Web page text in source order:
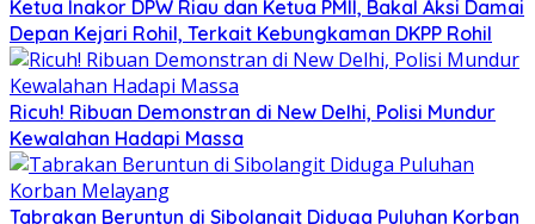
Ketua Inakor DPW Riau dan Ketua PMII, Bakal Aksi Damai
Depan Kejari Rohil, Terkait Kebungkaman DKPP Rohil
Ricuh! Ribuan Demonstran di New Delhi, Polisi Mundur
Kewalahan Hadapi Massa
Tabrakan Beruntun di Sibolangit Diduga Puluhan Korban